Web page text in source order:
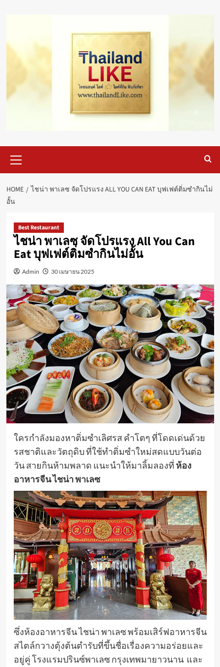
Menu
HOME
ไชน่า พาเลซ จัดโปรแรง ALL YOU CAN EAT บุฟเฟต์ติ่มซำกินไม่
อั้น
Best Restaurant
ไชน่า พาเลซ จัดโปรแรง All You Can
Eat บุฟเฟต์ติ่มซำกินไม่อั้น
Admin 30 เมษายน 2025
ใครกำลังมองหาติ่มซำเลิศรส คำโตๆ ที่โดดเด่นด้วย
รสชาติและวัตถุดิบ ที่ใช้ทำติ่มซำใหม่สดแบบวันต่อ
วัน สายกินห้ามพลาด แนะนำให้มาลิ้มลองที่ ห้อง
อาหารจีน ไชน่า พาเลซ
ซึ่งห้องอาหารจีน ไชน่า พาเลซ พร้อมเสิร์ฟอาหารจีน
สไตล์กวางตุ้งต้นตำรับที่ขึ้นชื่อเรื่องความอร่อยและ
อยู่คู่ โรงแรมปรินซ์พาเลซ กรุงเทพมายาวนาน และ